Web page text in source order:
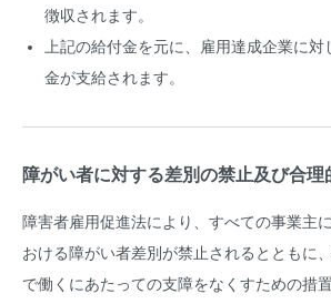
徴収されます。
上記の給付金を元に、雇用達成企業に
金が支給されます。
障がい者に対する差別の禁止及び合理
障害者雇用促進法により、すべての事業主
おける障がい者差別が禁止されるとともに
で働くにあたっての支障をなくすための措